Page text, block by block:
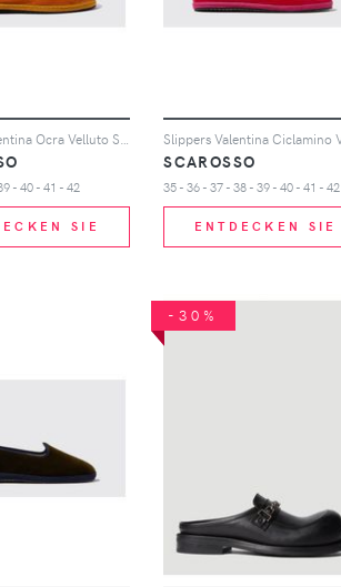
- 40 - 41 - 42
SIE
SCAROSSO
35 - 36 - 37 - 38 - 39 - 40 - 41 - 42
ENTDECKEN SIE
-30%